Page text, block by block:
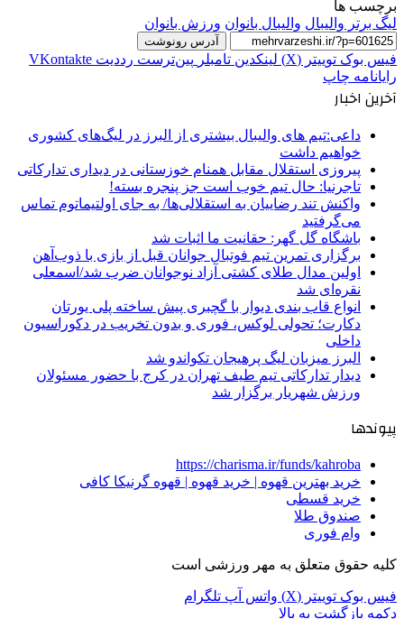
برچسب ها
لیگ برتر والیبال والیبال بانوان ورزش بانوان
آدرس رونوشت
فیس بوک توییتر (X) لینکدین ‫تامبلر ‫پین‌ترست ‫رددیت ‫VKontakte
رایانامه چاپ
آخرین اخبار
داعی:تیم های والیبال بیشتری از البرز در لیگ‌های کشوری
خواهیم داشت
پیروزی استقلال مقابل همنام خوزستانی در دیداری تدارکاتی
تاجرنیا: حال تیم خوب است جز پنجره بسته!
واکنش تند رضاییان به استقلالی‌ها/ به جای اولتیماتوم تماس
می‌گرفتید
باشگاه گل گهر: حقانیت ما اثبات شد
برگزاری تمرین تیم فوتبال جوانان قبل از بازی با ذوب‌آهن
اولین مدال طلای کشتی آزاد نوجوانان ضرب شد/اسمعلی
نقره‌ای شد
انواع قاب بندی دیوار با گچبری پیش ساخته پلی یورتان
دکارت؛ تحولی لوکس، فوری و بدون تخریب در دکوراسیون
داخلی
البرز میزبان لیگ پرهیجان تکواندو شد
دیدار تدارکاتی تیم طیف تهران در کرج با حضور مسئولان
ورزش شهریار برگزار شد
پیوندها
https://charisma.ir/funds/kahroba
خرید بهترین قهوه | خرید قهوه | قهوه گرنیکا کافی
خرید قسطی
صندوق طلا
وام فوری
کلیه حقوق متعلق به مهر ورزشی است
فیس بوک توییتر (X) واتس آپ تلگرام
دکمه بازگشت به بالا